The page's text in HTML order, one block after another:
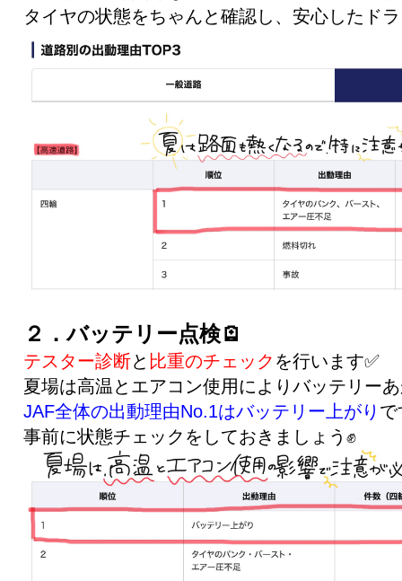
タイヤの状態をちゃんと確認し、安心したド
２．バッテリー点検🪫
テスター診断と 比重のチェック を行います✅
夏場は高温とエアコン使用によりバッテリー
JAF全体の出動理由No.1はバッテリー上がり
事前に状態チェックをしておきましょう✊